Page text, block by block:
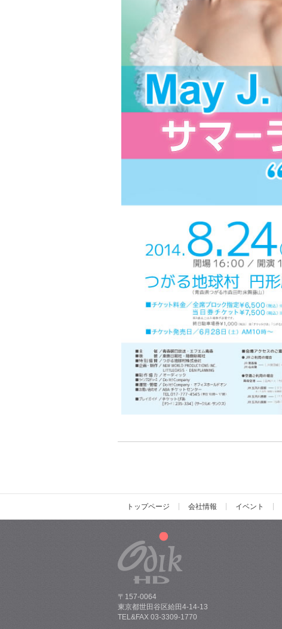
トップページ 会社情報 イベント
〒157-0064
東京都世田谷区給田4-14-13
TEL&FAX 03-3309-1770